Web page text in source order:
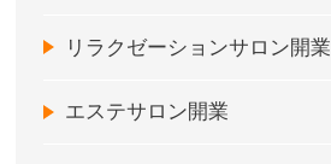
リラクゼーションサロン開業
エステサロン開業